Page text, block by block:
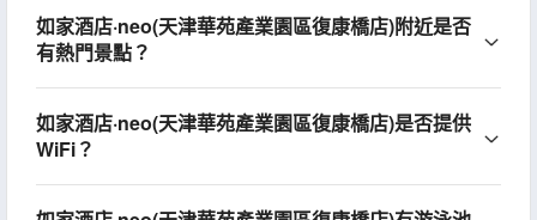
如家酒店·neo(天津華苑產業園區復康橋店)附近是否
有熱門景點？
如家酒店·neo(天津華苑產業園區復康橋店)是否提供
WiFi？